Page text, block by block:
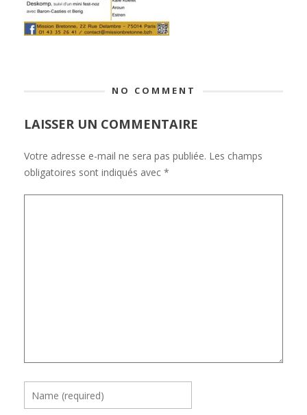
NO COMMENT
LAISSER UN COMMENTAIRE
Votre adresse e-mail ne sera pas publiée. Les champs
obligatoires sont indiqués avec *